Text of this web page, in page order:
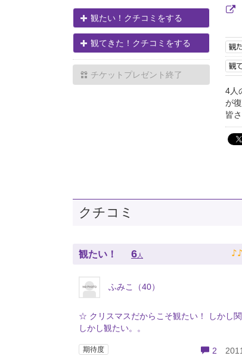
観たい！クチコミをする
観てきた！クチコミをする
チケットプレゼント終了
4人
が復
皆
クチコミ
観たい！ 6 人 ♪ ♪
ふみこ（40）
☆ クリスマスだからこそ観たい！ しかし関
しかし観たい。。
期待度 2